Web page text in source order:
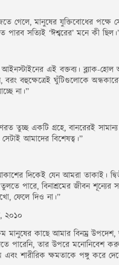
গেলে, মানুষের যুক্তিবোধের পক্ষে
সত্যিই ‘ঈশ্বরের’ মনে কী
এই বক্তব্য। ব্ল্যাক-
বহুক্ষেত্রেই ঘুঁটিগুলোকে
না।”
তুচ্ছ একটি গ্রহে, বানরেরই
আমাদের বিশেষত্ব।”
দিকেই যেন আমরা তাকাই।
পারে, বিনাশ্রমের জীবন শূন্যের
ফেলে দিও না।”
২০১০
মানুষের কাছে আমার বিনম্র
পারেনি, তার উপরে মনোনিবেশ
শারীরিক ক্ষমতাকে পঙ্গু করে